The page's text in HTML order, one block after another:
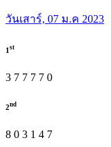
วันเสาร์, 07 ม.ค 2023
1 st
3 7 7 7 7 0
2nd
8 0 3 1 4 7